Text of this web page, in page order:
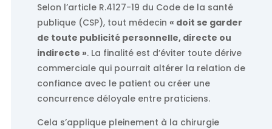
Selon l’article R.4127-19 du Code de la santé
publique (CSP), tout médecin « doit se garder
de toute publicité personnelle, directe ou
indirecte ». La finalité est d’éviter toute dérive
commerciale qui pourrait altérer la relation de
confiance avec le patient ou créer une
concurrence déloyale entre praticiens.
Cela s’applique pleinement à la chirurgie